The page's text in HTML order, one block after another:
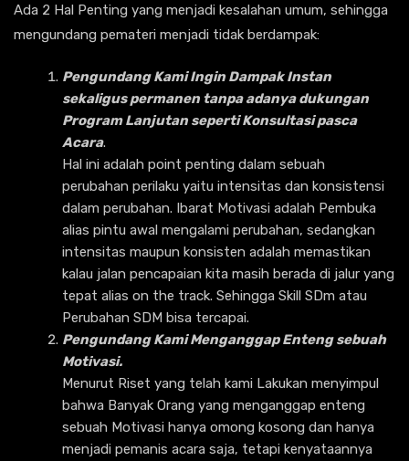
Ada 2 Hal Penting yang menjadi kesalahan umum, sehingga
mengundang pemateri menjadi tidak berdampak:
Pengundang Kami Ingin Dampak Instan
sekaligus permanen tanpa adanya dukungan
Program Lanjutan seperti Konsultasi pasca
Acara.
Hal ini adalah point penting dalam sebuah
perubahan perilaku yaitu intensitas dan konsistensi
dalam perubahan. Ibarat Motivasi adalah Pembuka
alias pintu awal mengalami perubahan, sedangkan
intensitas maupun konsisten adalah memastikan
kalau jalan pencapaian kita masih berada di jalur yang
tepat alias on the track. Sehingga Skill SDm atau
Perubahan SDM bisa tercapai.
Pengundang Kami Menganggap Enteng sebuah
Motivasi.
Menurut Riset yang telah kami Lakukan menyimpul
bahwa Banyak Orang yang menganggap enteng
sebuah Motivasi hanya omong kosong dan hanya
menjadi pemanis acara saja, tetapi kenyataannya